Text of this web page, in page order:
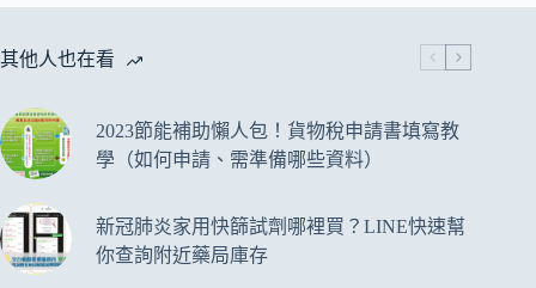
其他人也在看
2023節能補助懶人包！貨物稅申請書填寫教
學（如何申請、需準備哪些資料）
新冠肺炎家用快篩試劑哪裡買？LINE快速幫
你查詢附近藥局庫存